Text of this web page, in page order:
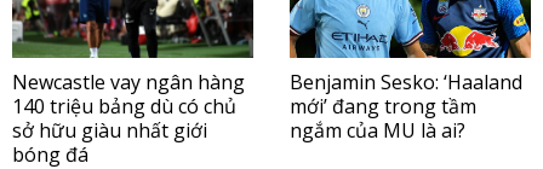
Newcastle vay ngân hàng
140 triệu bảng dù có chủ
sở hữu giàu nhất giới
bóng đá
Benjamin Sesko: ‘Haaland
mới’ đang trong tầm
ngắm của MU là ai?